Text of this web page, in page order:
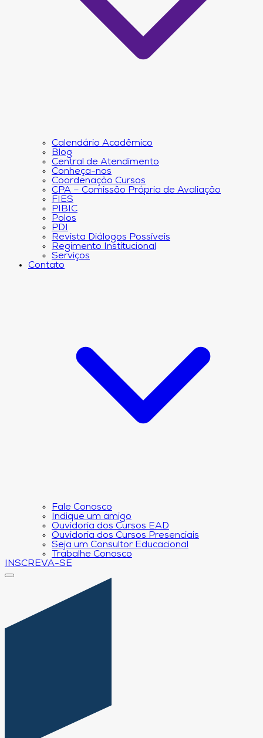
Calendário Acadêmico
Blog
Central de Atendimento
Conheça-nos
Coordenação Cursos
CPA – Comissão Própria de Avaliação
FIES
PIBIC
Polos
PDI
Revista Diálogos Possíveis
Regimento Institucional
Serviços
Contato
Fale Conosco
Indique um amigo
Ouvidoria dos Cursos EAD
Ouvidoria dos Cursos Presenciais
Seja um Consultor Educacional
Trabalhe Conosco
INSCREVA-SE